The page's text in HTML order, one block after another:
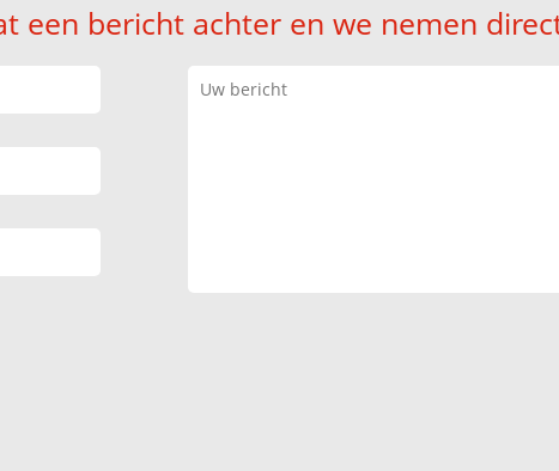
een bericht achter en we nemen